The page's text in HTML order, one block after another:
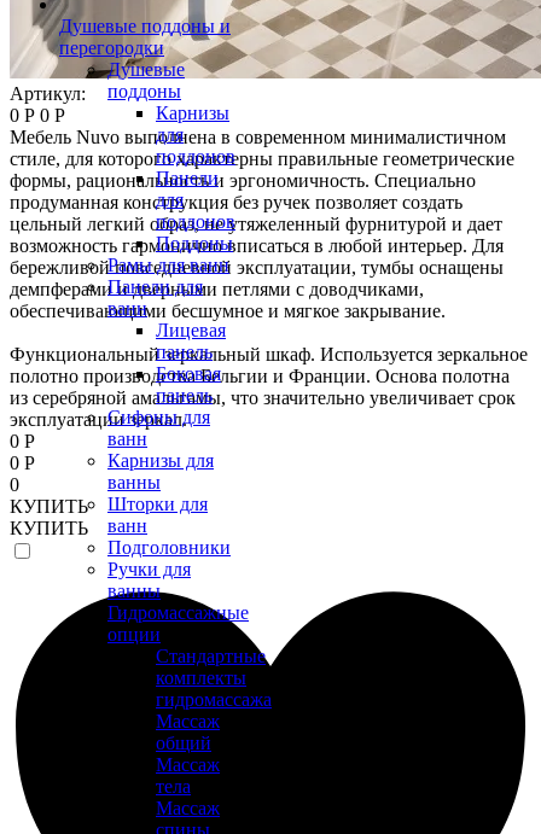
Душевые поддоны и
перегородки
Душевые
поддоны
Карнизы
для
поддонов
Панели
для
поддонов
Поддоны
Рамы для ванн
Панели для
ванн
Лицевая
панель
Боковая
панель
Сифоны для
ванн
Карнизы для
ванны
Шторки для
ванн
Подголовники
Ручки для
ванны
Гидромассажные
опции
Стандартные
комплекты
гидромассажа
Массаж
общий
Массаж
тела
Массаж
Артикул:
0 Р 0 Р
Мебель Nuvo выполнена в современном минималистичном
стиле, для которого характерны правильные геометрические
формы, рациональность и эргономичность. Специально
продуманная конструкция без ручек позволяет создать
цельный легкий образ, не утяжеленный фурнитурой и дает
возможность гармонично вписаться в любой интерьер. Для
бережливой повседневной эксплуатации, тумбы оснащены
демпферами и дверными петлями с доводчиками,
обеспечивающими бесшумное и мягкое закрывание.
Функциональный зеркальный шкаф. Используется зеркальное
полотно производства Бельгии и Франции. Основа полотна
из серебряной амальгамы, что значительно увеличивает срок
эксплуатации зеркал.
0 Р
0 Р
0
КУПИТЬ
КУПИТЬ